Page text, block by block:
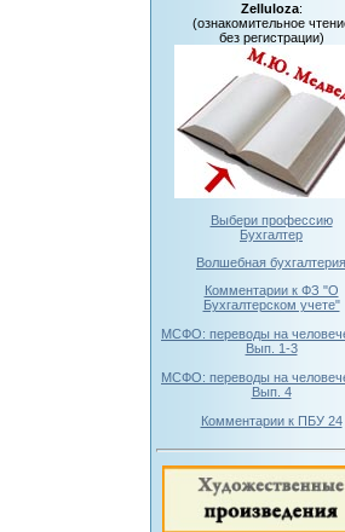
Zelluloza:
(ознакомительное
без регистрации)
Выбери профессию
Бухгалтер
Волшебная бухгалтерия
Комментарии к ФЗ "О
Бухгалтерском учете"
МСФО: переводы на
Вып. 1-3
МСФО: переводы на
Вып. 4
Комментарии к ПБУ 24